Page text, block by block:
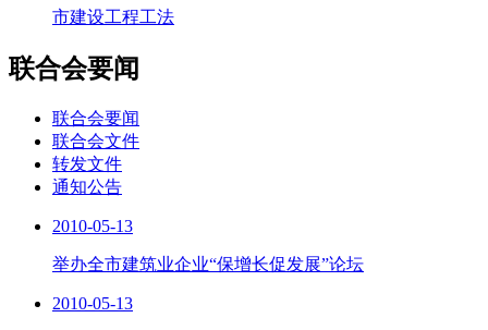
市建设工程工法
联合会要闻
联合会要闻
联合会文件
转发文件
通知公告
2010-05-13
举办全市建筑业企业“保增长促发展”论坛
2010-05-13